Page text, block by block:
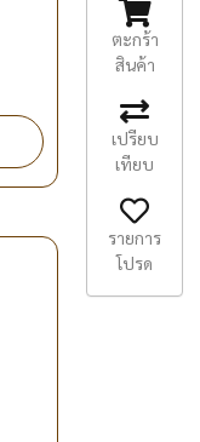
ตะกร้า
สินค้า
เปรียบ
เทียบ
รายการ
โปรด